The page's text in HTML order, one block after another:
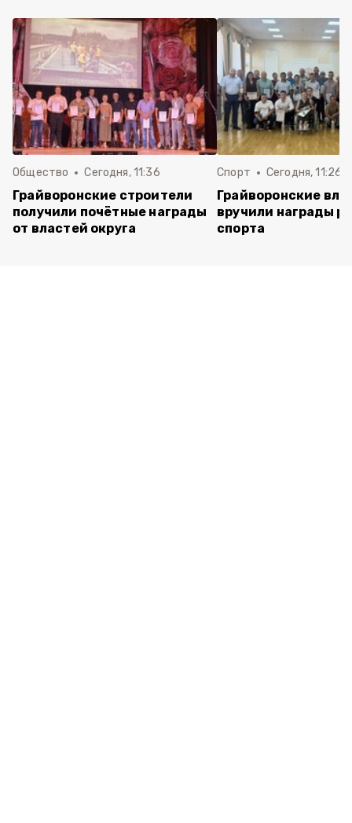
Общество Сегодня, 11:36
Грайворонские строители
получили почётные награды
от властей округа
Спорт Сегодня, 11:26
Грайворонские
вручили награды
спорта